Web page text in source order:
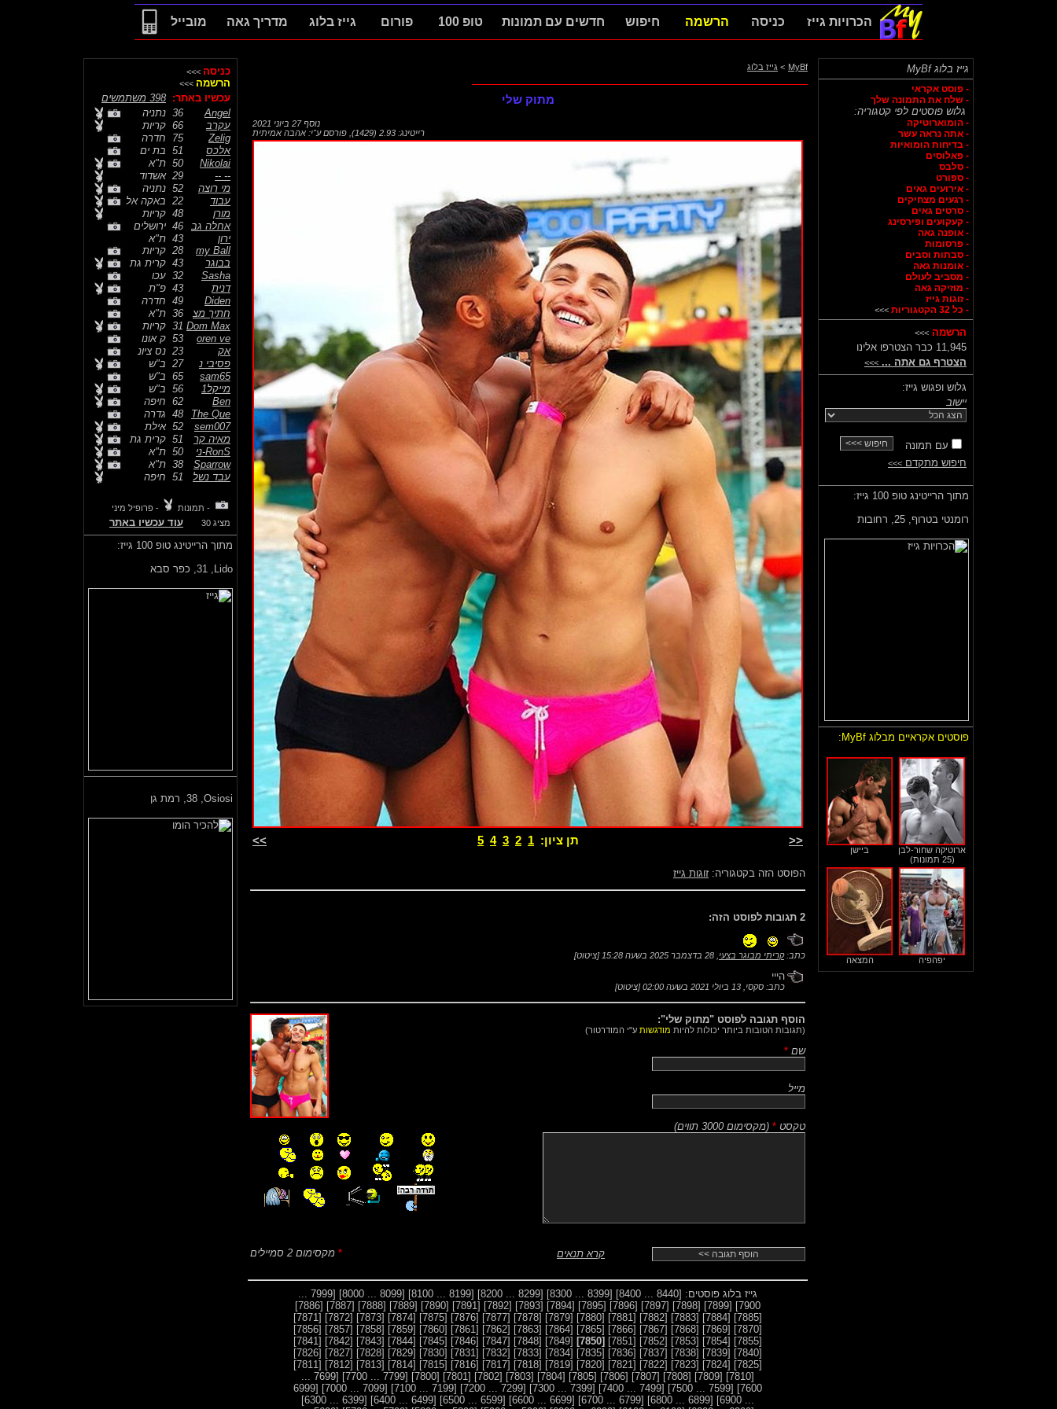
הכרויות גייז כניסה הרשמה חיפוש חדשים עם תמונות טופ 100 פורום גייז בלוג מדריך גאה מובייל
גייז בלוג MyBf
- פוסט אקראי
- שלח את התמונה שלך
גלוש פוסטים לפי קטגוריה:
- הומוארוטיקה
- אתה נראה עשר
- בדיחות הומואיות
- פאלוסים
- סלבס
- ספורט
- אירועים גאים
- רגעים מצחיקים
- סרטים גאים
- קעקועים ופירסינג
- אופנה גאה
- פרסומות
- סבתות וסבים
- אומנות גאה
- מסביב לעולם
- מוזיקה גאה
- זוגות גייז
- כל 32 הקטגוריות
>>>
הרשמה >>>
11,945 כבר הצטרפו אלינו
הצטרף גם אתה ... >>>
גלוש ופגוש גייז:
יישוב
עם תמונה
חיפוש מתקדם >>>
מתוך הרייטינג טופ 100 גייז:
רומנטי בטרוף, 25, רחובות
פוסטים אקראיים מבלוג MyBf:
ארוטיקה שחור-לבן
(25 תמונות)
ביישן
יפהפיה המצאה
MyBf
> גייז בלוג
מתוק שלי
נוסף27 ביוני 2021
רייטינג: 2.93 (1429)
פורסם ע"י: אהבה אמיתית
<< תן ציון: 1
2
3
4
5
>>
הפוסט הזה בקטגוריה: זוגות גייז
2 תגובות לפוסט הזה:
כתב:קריתי מבוגר בצעי 28 בדצמבר 2025 בשעה 15:28 [ציטוט]
הייי
כתב: סקסי, 13 ביולי 2021 בשעה 02:00 [ציטוט]
הוסף תגובה לפוסט "מתוק שלי":
(תגובות הטובות ביותר יכולות להיות מודגשות ע"י המודרטור)
שם *
מייל
טקסט *
(מקסימום 3000 תווים )
קרא תנאים * מקסימום 2 סמיילים
גייז בלוג פוסטים: [8440 ... 8400]
[8399 ... 8300]
[8299 ... 8200]
[8199 ... 8100]
[8099 ... 8000]
[7999 ...
7900]
[7899]
[7898]
[7897]
[7896]
[7895]
[7894]
[7893]
[7892]
[7891]
[7890]
[7889]
[7888]
[7887]
[7886]
[7885]
[7884]
[7883]
[7882]
[7881]
[7880]
[7879]
[7878]
[7877]
[7876]
[7875]
[7874]
[7873]
[7872]
[7871]
[7870]
[7869]
[7868]
[7867]
[7866]
[7865]
[7864]
[7863]
[7862]
[7861]
[7860]
[7859]
[7858]
[7857]
[7856]
[7855]
[7854]
[7853]
[7852]
[7851]
[7850]
[7849]
[7848]
[7847]
[7846]
[7845]
[7844]
[7843]
[7842]
[7841]
[7840]
[7839]
[7838]
[7837]
[7836]
[7835]
[7834]
[7833]
[7832]
[7831]
[7830]
[7829]
[7828]
[7827]
[7826]
[7825]
[7824]
[7823]
[7822]
[7821]
[7820]
[7819]
[7818]
[7817]
[7816]
[7815]
[7814]
[7813]
[7812]
[7811]
[7810]
[7809]
[7808]
[7807]
[7806]
[7805]
[7804]
[7803]
[7802]
[7801]
[7800]
[7799 ... 7700]
[7699 ...
7600]
[7599 ... 7500]
[7499 ... 7400]
[7399 ... 7300]
[7299 ... 7200]
[7199 ... 7100]
[7099 ... 7000]
[6999
... 6900]
[6899 ... 6800]
[6799 ... 6700]
[6699 ... 6600]
[6599 ... 6500]
[6499 ... 6400]
[6399 ... 6300]
כניסה >>>
הרשמה >>>
עכשיו באתר: 398 משתמשים
Angel
נתניה
עקרב
קריות
Zelig
75
חדרה
אלכס
בת ים
Nikolai
ת"א
-- --
אשדוד
מי רוצה
נתניה
עבוד
באקה אל
מורן
קריות
אחלה גב
ירושלים
ירון
ת"א
my Ball
קריות
בבוגר
קרית גת
Sasha
עכו
דנית
פ"ת
Diden
חדרה
חתיך מצ
ת"א
Dom Max
קריות
oren ve
ק אונו
אק
נס ציונ
פסיבי נ
27
ב"ש
sam65
65
ב"ש
מייקל1
ב"ש
Ben
חיפה
The Que
גדרה
sem007
אילת
מאיה קר
קרית גת
RonS-ני
ת"א
Sparrow
ת"א
עבד נשל
חיפה
- תמונות
- פרופיל מיני
מציג 30
עוד עכשיו באתר
מתוך הרייטינג טופ 100 גייז:
Lido,
31, כפר סבא
Osiosi, 38, רמת גן